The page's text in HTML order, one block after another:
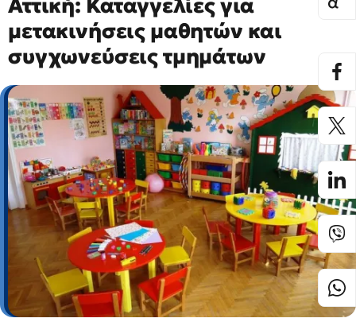
Αττική: Καταγγελίες για
μετακινήσεις μαθητών και
συγχωνεύσεις τμημάτων